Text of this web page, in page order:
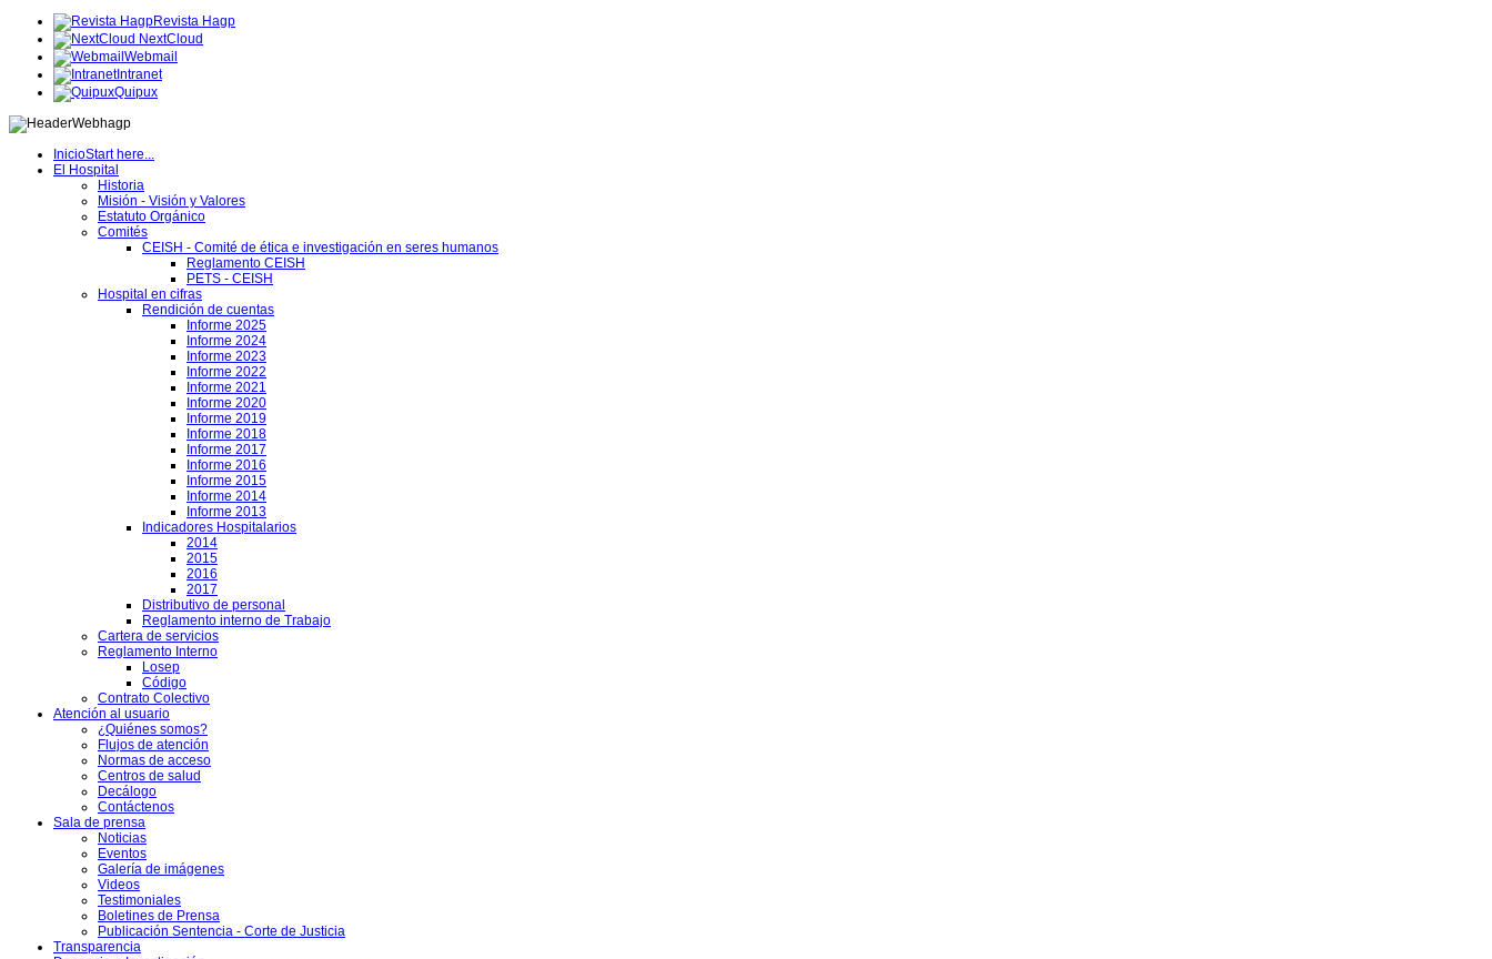
Revista Hagp
NextCloud
Webmail
Intranet
Quipux
InicioStart here...
El Hospital
Historia
Misión - Visión y Valores
Estatuto Orgánico
Comités
CEISH - Comité de ética e investigación en seres humanos
Reglamento CEISH
PETS - CEISH
Hospital en cifras
Rendición de cuentas
Informe 2025
Informe 2024
Informe 2023
Informe 2022
Informe 2021
Informe 2020
Informe 2019
Informe 2018
Informe 2017
Informe 2016
Informe 2015
Informe 2014
Informe 2013
Indicadores Hospitalarios
2014
2015
2016
2017
Distributivo de personal
Reglamento interno de Trabajo
Cartera de servicios
Reglamento Interno
Losep
Código
Contrato Colectivo
Atención al usuario
¿Quiénes somos?
Flujos de atención
Normas de acceso
Centros de salud
Decálogo
Contáctenos
Sala de prensa
Noticias
Eventos
Galería de imágenes
Videos
Testimoniales
Boletines de Prensa
Publicación Sentencia - Corte de Justicia
Transparencia